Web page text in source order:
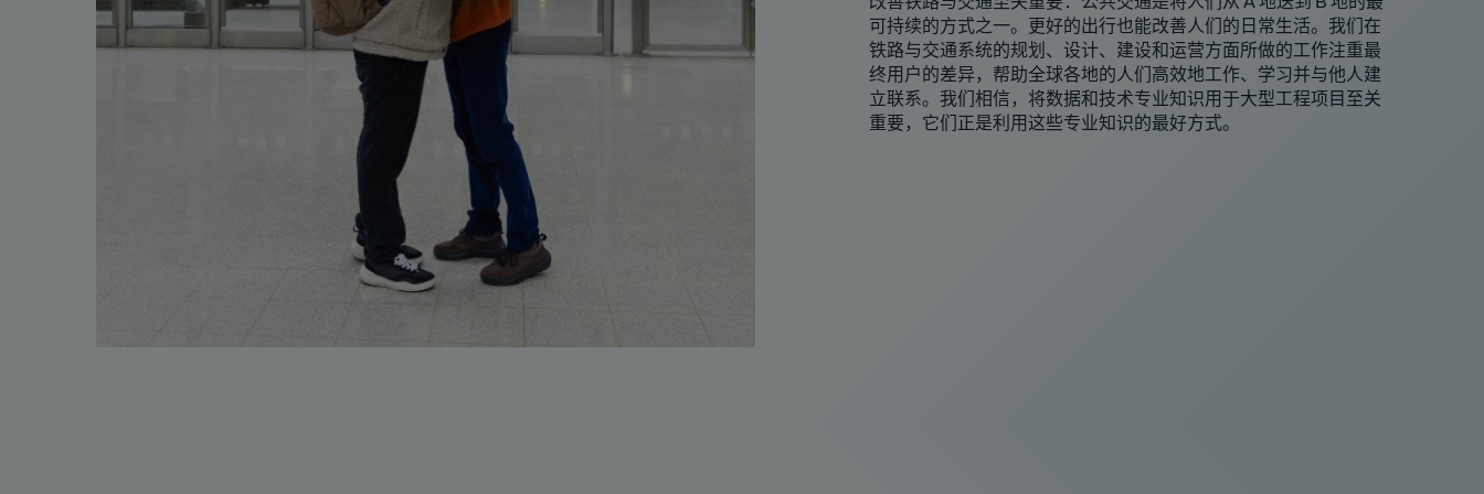
可持续的方式之一。更好的出行也能改善人们的日常生活。我们在
铁路与交通系统的规划、设计、建设和运营方面所做的工作注重最
终用户的差异，帮助全球各地的人们高效地工作、学习并与他人建
立联系。我们相信，将数据和技术专业知识用于大型工程项目至关
重要，它们正是利用这些专业知识的最好方式。